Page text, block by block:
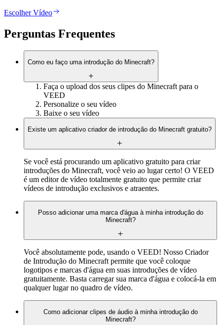
Escolher Vídeo
Perguntas Frequentes
Como eu faço uma introdução do Minecraft?
Faça o upload dos seus clipes do Minecraft para o
VEED
Personalize o seu vídeo
Baixe o seu vídeo
Existe um aplicativo criador de introdução do Minecraft gratuito?
Se você está procurando um aplicativo gratuito para criar
introduções do Minecraft, você veio ao lugar certo! O VEED
é um editor de vídeo totalmente gratuito que permite criar
vídeos de introdução exclusivos e atraentes.
Posso adicionar uma marca d'água à minha introdução do
Minecraft?
Você absolutamente pode, usando o VEED! Nosso Criador
de Introdução do Minecraft permite que você coloque
logotipos e marcas d'água em suas introduções de vídeo
gratuitamente. Basta carregar sua marca d'água e colocá-la em
qualquer lugar no quadro de vídeo.
Como adicionar clipes de áudio à minha introdução do
Minecraft?